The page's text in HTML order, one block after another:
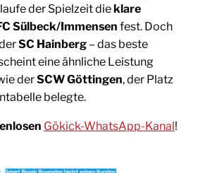
der Spielzeit die klare
Sülbeck/Immensen fest. Doch
SC Hainberg – das beste
eine ähnliche Leistung
derSCW Göttingen, der Platz
belegte.
Gökick-WhatsApp-Kanal!